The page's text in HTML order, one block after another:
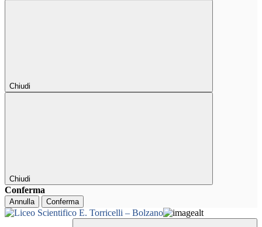
Chiudi
Chiudi
Conferma
Annulla Conferma